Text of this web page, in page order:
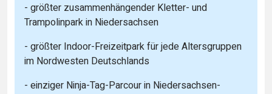
- größter zusammenhängender Kletter- und
Trampolinpark in Niedersachsen
- größter Indoor-Freizeitpark für jede Altersgruppen
im Nordwesten Deutschlands
- einziger Ninja-Tag-Parcour in Niedersachsen-